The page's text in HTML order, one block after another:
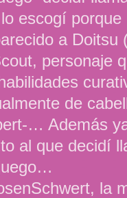
escogí
a Doitsu
personaje
de
… Además
al que decidí
la